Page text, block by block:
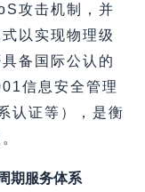
攻击机制，并
以实现物理级
备国际公认的
信息安全管理
认证等），是衡
期服务体系